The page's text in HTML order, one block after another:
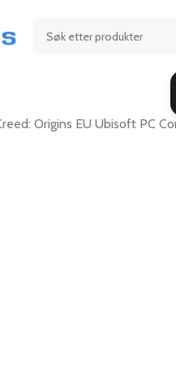
Origins EU Ubisoft PC